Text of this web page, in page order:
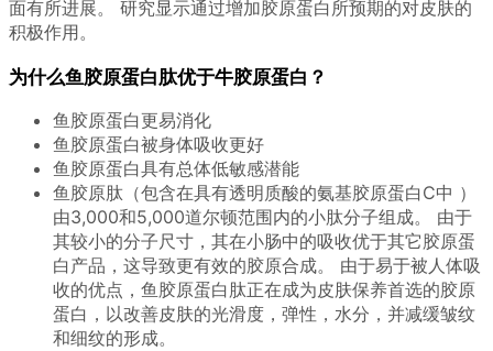
面有所进展。 研究显示通过增加胶原蛋白所预期的对皮肤的
积极作用。
为什么鱼胶原蛋白肽优于牛胶原蛋白？
鱼胶原蛋白更易消化
鱼胶原蛋白被身体吸收更好
鱼胶原蛋白具有总体低敏感潜能
鱼胶原肽（包含在具有透明质酸的氨基胶原蛋白C中 ）
由3,000和5,000道尔顿范围内的小肽分子组成。 由于
其较小的分子尺寸，其在小肠中的吸收优于其它胶原蛋
白产品，这导致更有效的胶原合成。 由于易于被人体吸
收的优点，鱼胶原蛋白肽正在成为皮肤保养首选的胶原
蛋白，以改善皮肤的光滑度，弹性，水分，并减缓皱纹
和细纹的形成。